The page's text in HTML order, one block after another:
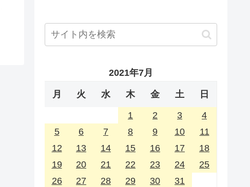
2021年7月
月 火 水 木 金 土 日
1 2 3
4
5
6 7 8 9 10
11
12
13 14 15 16 17
18
19
20 21 22 23 24
25
26
27 28 29 30 31